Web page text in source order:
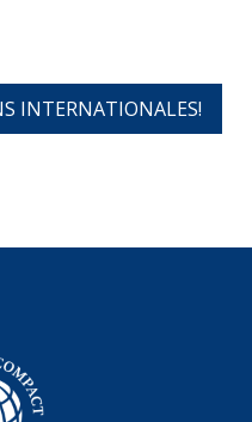
INTERNATIONALES!